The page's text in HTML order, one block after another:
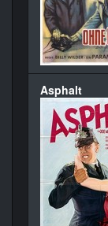
Asphalt